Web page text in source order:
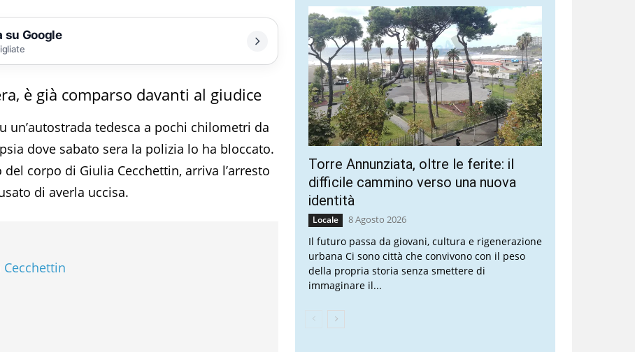
Google
è già comparso davanti al giudice
tedesca a pochi chilometri da
dove sabato sera la polizia lo ha bloccato.
corpo di Giulia Cecchettin, arriva l’arresto
di averla uccisa.
Torre Annunziata, oltre le ferite: il
difficile cammino verso una nuova
identità
Locale 8 Agosto 2026
Il futuro passa da giovani, cultura e rigenerazione
urbana Ci sono città che convivono con il peso
della propria storia senza smettere di
immaginare il...